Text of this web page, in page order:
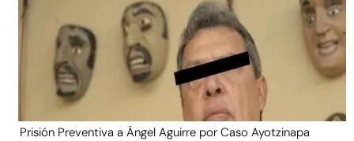
Prisión Preventiva a Ángel Aguirre por Caso Ayotzinapa